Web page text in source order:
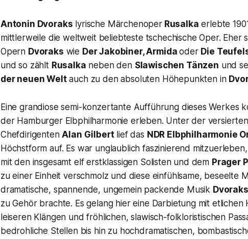
Antonin Dvoraks lyrische MärchenoperRusalka erlebte
mittlerweile die weltweit beliebteste tschechische Oper. Eher
Opern Dvoraks wie Der Jakobiner, Armidaoder Die
und so zählt Rusalka neben den Slawischen Tänzen und
der neuen Weltauch zu den absoluten Höhepunkten in
Eine grandiose semi-konzertante Aufführung dieses Werkes
der Hamburger Elbphilharmonie erleben. Unter der
ChefdirigentenAlan Gilbertlief das NDR Elbphilharmonie
Höchstform auf. Es war unglaublich faszinierend
mit den insgesamt elf erstklassigen Solisten und dem Prager
zu einer Einheit verschmolz und diese einfühlsame, beseelte
dramatische, spannende, ungemein packende Musik Dvoraks
zu Gehör brachte. Es gelang hier eine Darbietung mit
leiseren Klängen und fröhlichen, slawisch-folkloristischen
bedrohliche Stellen bis hin zu hochdramatischen,